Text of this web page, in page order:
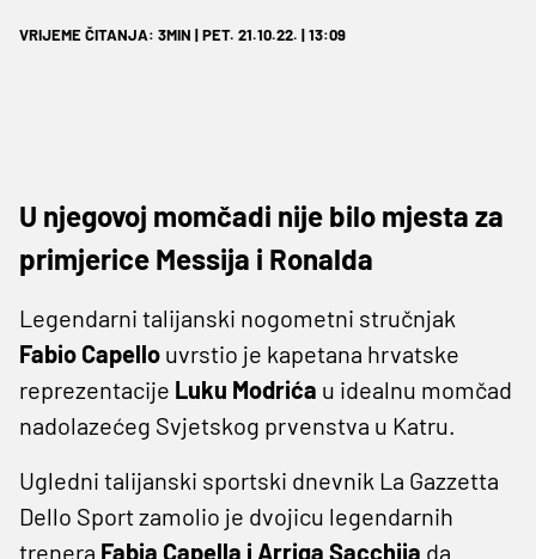
VRIJEME ČITANJA: 3MIN | PET. 21.10.22. | 13:09
U njegovoj momčadi nije bilo mjesta za
primjerice Messija i Ronalda
Legendarni talijanski nogometni stručnjak
Fabio Capello uvrstio je kapetana hrvatske
reprezentacije Luku Modrića u idealnu momčad
nadolazećeg Svjetskog prvenstva u Katru.
Ugledni talijanski sportski dnevnik La Gazzetta
Dello Sport zamolio je dvojicu legendarnih
trenera Fabia Capella i Arriga Sacchija da